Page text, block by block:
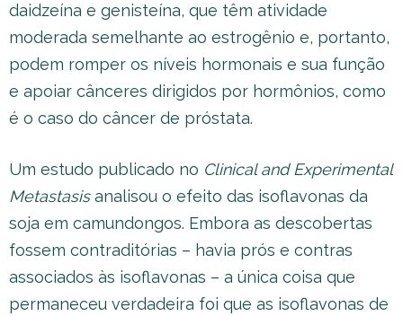
daidzeína e genisteína, que têm atividade
moderada semelhante ao estrogênio e, portanto,
podem romper os níveis hormonais e sua função
e apoiar cânceres dirigidos por hormônios, como
é o caso do câncer de próstata.
Um estudo publicado no Clinical and Experimental
Metastasisanalisou o efeito das isoflavonas da
soja em camundongos. Embora as descobertas
fossem contraditórias – havia prós e contras
associados às isoflavonas – a única coisa que
permaneceu verdadeira foi que as isoflavonas de